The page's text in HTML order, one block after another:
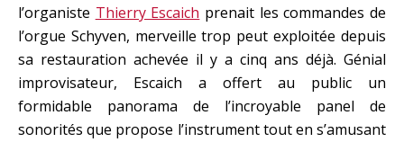
l’organiste Thierry Escaich prenait les commandes de
l’orgue Schyven, merveille trop peut exploitée depuis
sa restauration achevée il y a cinq ans déjà. Génial
improvisateur, Escaich a offert au public un
formidable panorama de l’incroyable panel de
sonorités que propose l’instrument tout en s’amusant